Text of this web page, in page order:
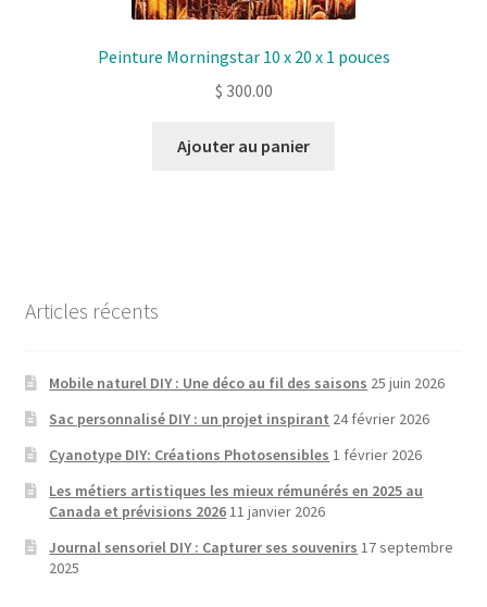
Peinture Morningstar 10 x 20 x 1 pouces
$ 300.00
Ajouter au panier
Articles récents
Mobile naturel DIY : Une déco au fil des saisons 25 juin 2026
Sac personnalisé DIY : un projet inspirant 24 février 2026
Cyanotype DIY: Créations Photosensibles 1 février 2026
Les métiers artistiques les mieux rémunérés en 2025 au
Canada et prévisions 202611 janvier 2026
Journal sensoriel DIY : Capturer ses souvenirs 17 septembre
2025